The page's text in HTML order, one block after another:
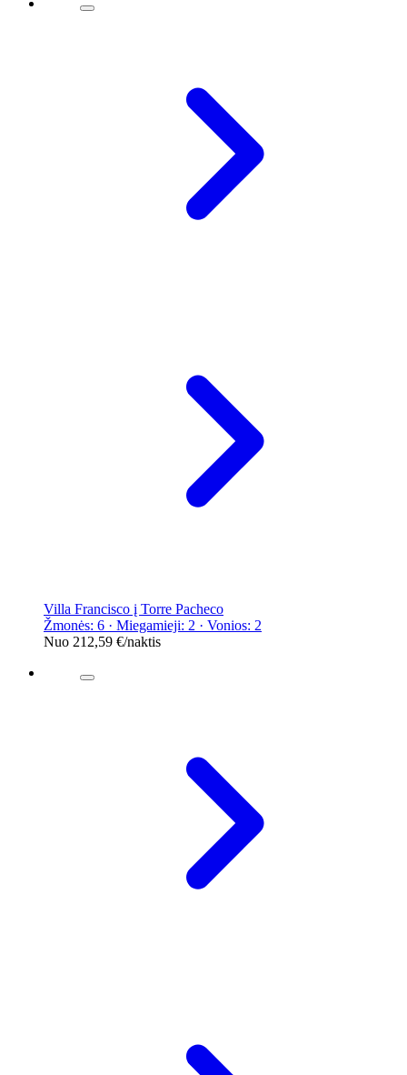
Villa Francisco į Torre Pacheco
Žmonės: 6 · Miegamieji: 2 · Vonios: 2
Nuo 212,59 €/naktis